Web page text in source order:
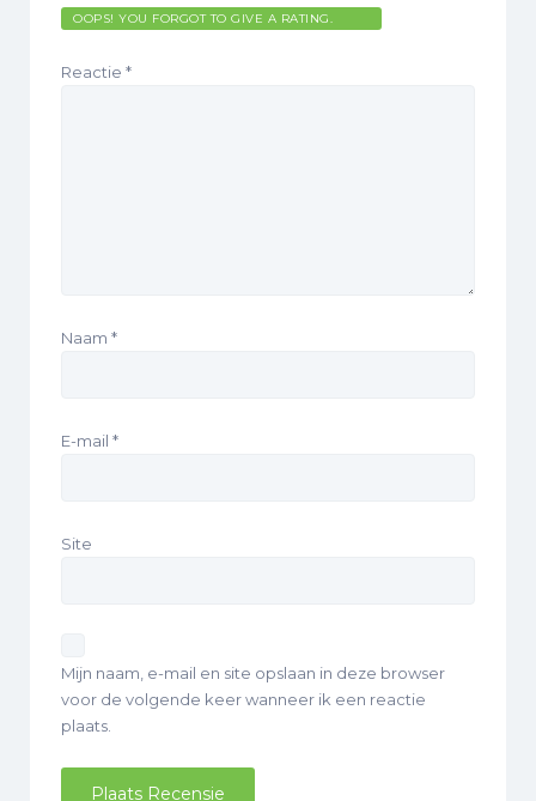
OOPS! YOU FORGOT TO GIVE A RATING.
Reactie *
Naam *
E-mail *
Site
Mijn naam, e-mail en site opslaan in deze browser
voor de volgende keer wanneer ik een reactie
plaats.